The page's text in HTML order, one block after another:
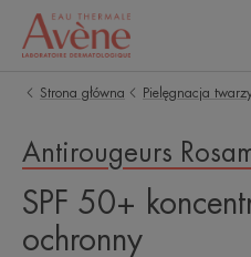
Strona główna Pielęgnacja
Antirougeurs
SPF 50+
ochronny